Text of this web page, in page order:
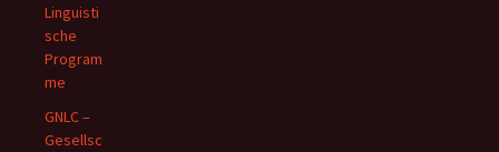
Linguisti
sche
Program
me
GNLC –
Gesellsc